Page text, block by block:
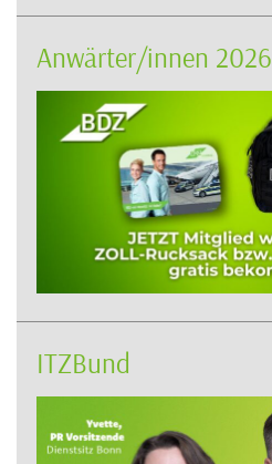
Anwärter/innen 2026
ITZBund